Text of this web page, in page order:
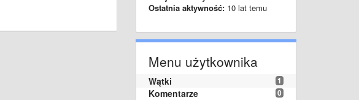
Ostatnia aktywność: 10 lat temu
Menu użytkownika
1
Wątki
0
Komentarze